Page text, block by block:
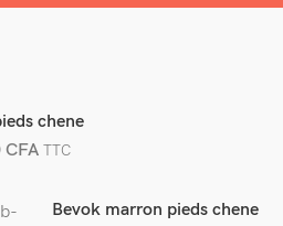
chene
CFA TTC
Bevok marron pieds chene